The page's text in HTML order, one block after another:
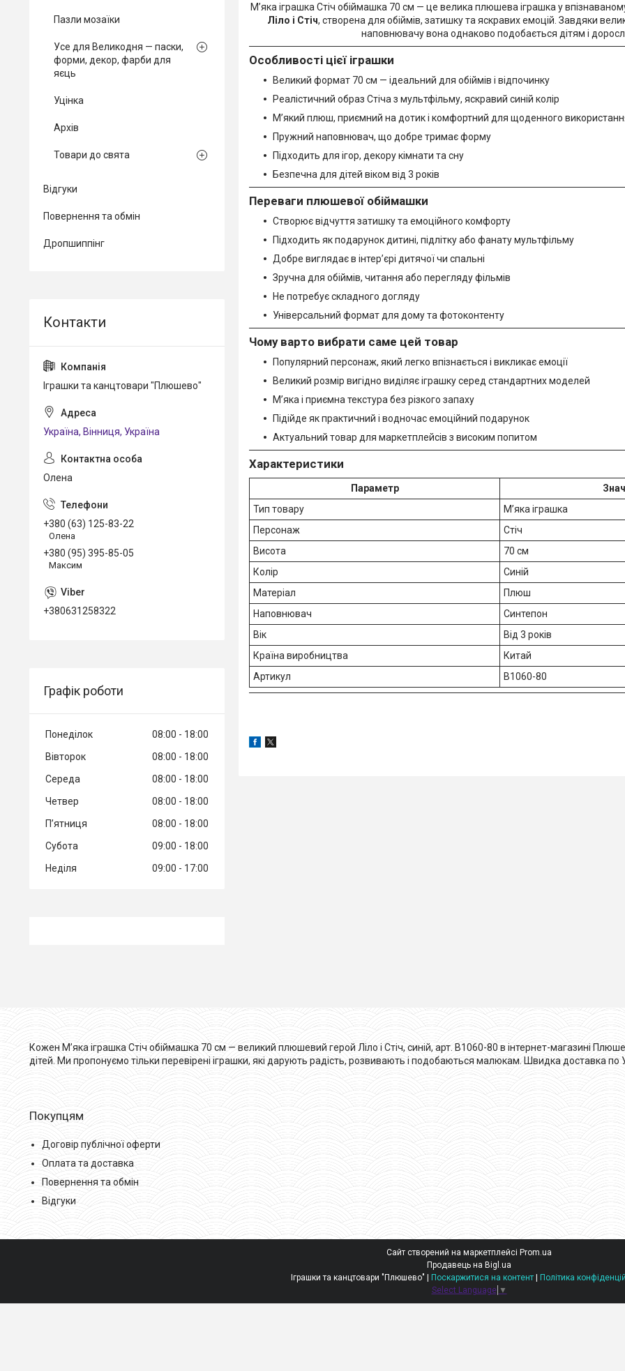
М’яка іграшка Стіч обіймашка 70 см — це велика плюшева іграшка у
Ліло і Стіч, створена для обіймів, затишку та яскравих емоцій. Завдяки
наповнювачу вона однаково подобається дітям і
Особливості цієї іграшки
Великий формат 70 см — ідеальний для обіймів і відпочинку
Реалістичний образ Стіча з мультфільму, яскравий синій колір
М’який плюш, приємний на дотик і комфортний для щоденного
Пружний наповнювач, що добре тримає форму
Підходить для ігор, декору кімнати та сну
Безпечна для дітей віком від 3 років
Переваги плюшевої обіймашки
Створює відчуття затишку та емоційного комфорту
Підходить як подарунок дитині, підлітку або фанату мультфільму
Добре виглядає в інтер’єрі дитячої чи спальні
Зручна для обіймів, читання або перегляду фільмів
Не потребує складного догляду
Універсальний формат для дому та фотоконтенту
Чому варто вибрати саме цей товар
Популярний персонаж, який легко впізнається і викликає емоції
Великий розмір вигідно виділяє іграшку серед стандартних моделей
М’яка і приємна текстура без різкого запаху
Підійде як практичний і водночас емоційний подарунок
Актуальний товар для маркетплейсів з високим попитом
Характеристики
Параметр
Тип товару
М’яка іграшка
Персонаж
Стіч
Висота
70 см
Колір
Синій
Матеріал
Плюш
Наповнювач
Синтепон
Вік
Від 3 років
Країна виробництва
Китай
Артикул
B1060-80
Пазли мозаїки
Усе для Великодня — паски,
форми, декор, фарби для
яєць
Уцінка
Архів
Товари до свята
Відгуки
Повернення та обмін
Дропшиппінг
Іграшки та канцтовари "Плюшево"
Україна, Вінниця, Україна
Олена
+380 (63) 125-83-22
Олена
+380 (95) 395-85-05
Максим
+380631258322
Графік роботи
Понеділок 08:00
18:00
Вівторок
08:00
18:00
Середа
08:00
18:00
Четвер
08:00
18:00
Пʼятниця
08:00
18:00
Субота
09:00
18:00
Неділя
09:00 17:00
Кожен М’яка іграшка Стіч обіймашка 70 см — великий плюшевий герой Ліло і Стіч, синій, арт. B1060-80 в інтернет-магазині
дітей. Ми пропонуємо тільки перевірені іграшки, які дарують радість, розвивають і подобаються малюкам. Швидка доставка по
Покупцям
Договір публічної оферти
Оплата та доставка
Повернення та обмін
Відгуки
Сайт створений на маркетплейсі Prom.ua
Продавець на Bigl.ua
Іграшки та канцтовари "Плюшево" | Поскаржитися на контент | Політика
Select Language ▼